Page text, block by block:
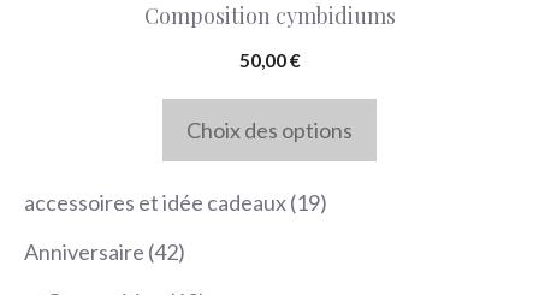
Composition cymbidiums
50,00€
Choix des options
accessoires et idée cadeaux 1919
Anniversaire 4242
produits